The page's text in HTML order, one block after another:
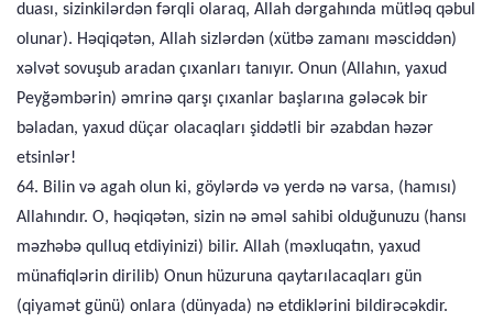
duası, sizinkilərdən fərqli olaraq, Allah dərgahında mütləq qəbul
olunar). Həqiqətən, Allah sizlərdən (xütbə zamanı məsciddən)
xəlvət sovuşub aradan çıxanları tanıyır. Onun (Allahın, yaxud
Peyğəmbərin) əmrinə qarşı çıxanlar başlarına gələcək bir
bəladan, yaxud düçar olacaqları şiddətli bir əzabdan həzər
etsinlər!
64. Bilin və agah olun ki, göylərdə və yerdə nə varsa, (hamısı)
Allahındır. O, həqiqətən, sizin nə əməl sahibi olduğunuzu (hansı
məzhəbə qulluq etdiyinizi) bilir. Allah (məxluqatın, yaxud
münafiqlərin dirilib) Onun hüzuruna qaytarılacaqları gün
(qiyamət günü) onlara (dünyada) nə etdiklərini bildirəcəkdir.